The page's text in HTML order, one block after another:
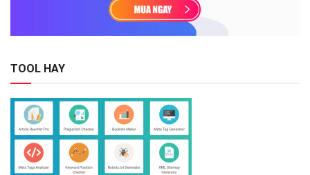
TOOL HAY